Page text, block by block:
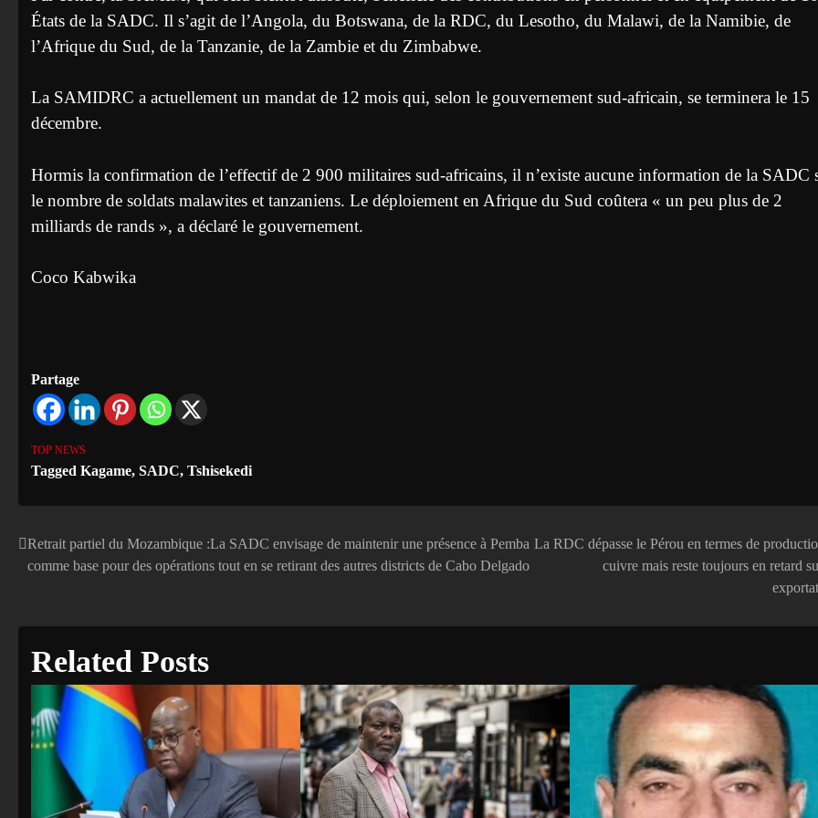
États de la SADC. Il s’agit de l’Angola, du Botswana, de la RDC, du Lesotho, du Malawi, de la Namibie, de
l’Afrique du Sud, de la Tanzanie, de la Zambie et du Zimbabwe.
La SAMIDRC a actuellement un mandat de 12 mois qui, selon le gouvernement sud-africain, se terminera le 15
décembre.
Hormis la confirmation de l’effectif de 2 900 militaires sud-africains, il n’existe aucune information de la SADC
le nombre de soldats malawites et tanzaniens. Le déploiement en Afrique du Sud coûtera « un peu plus de 2
milliards de rands », a déclaré le gouvernement.
Coco Kabwika
Partage
TOP NEWS
Tagged Kagame, SADC, Tshisekedi
Navigation
Retrait partiel du Mozambique :La SADC envisage de maintenir une présence à Pemba
comme base pour des opérations tout en se retirant des autres districts de Cabo Delgado
La RDC dépasse le Pérou en termes de
cuivre mais reste toujours en retard
Related Posts